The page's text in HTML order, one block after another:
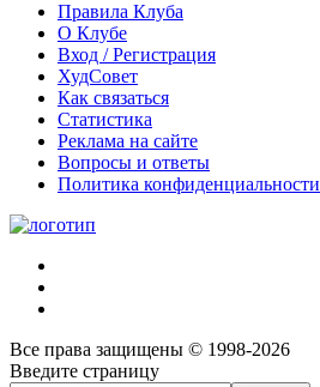
Правила Клуба
О Клубе
Вход / Регистрация
ХудСовет
Как связаться
Статистика
Реклама на сайте
Вопросы и ответы
Политика конфиденциальности
Все права защищены © 1998-2026
Введите страницу